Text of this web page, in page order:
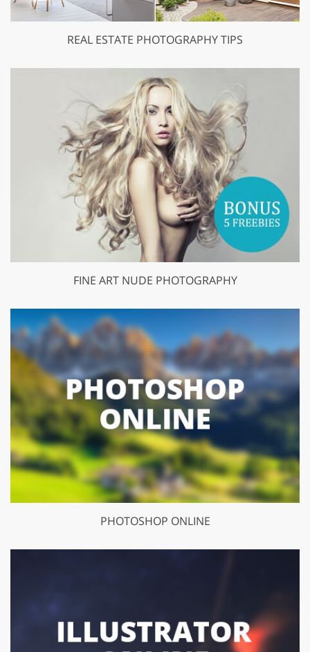
REAL ESTATE PHOTOGRAPHY TIPS
FINE ART NUDE PHOTOGRAPHY
PHOTOSHOP ONLINE